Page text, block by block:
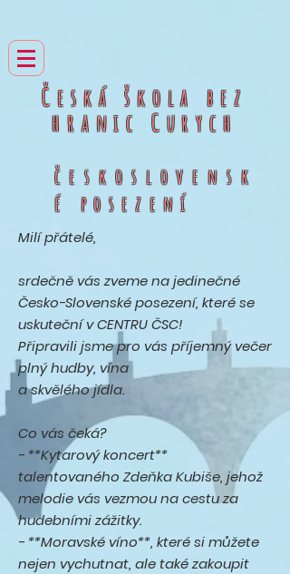
Česká škola bez
hranic
Curych
československ
é
posezení
Milí přátelé,
srdečně vás zveme na jedinečné
Česko-Slovenské posezení, které se
uskuteční v CENTRU ČSC!
Připravili jsme pro vás příjemný večer
plný hudby, vína
a skvělého jídla.
Co vás čeká?
- **Kytarový koncert**
talentovaného Zdeňka Kubiše, jehož
melodie vás vezmou na cestu za
hudebními zážitky.
- **Moravské víno**, které si můžete
nejen vychutnat, ale také zakoupit